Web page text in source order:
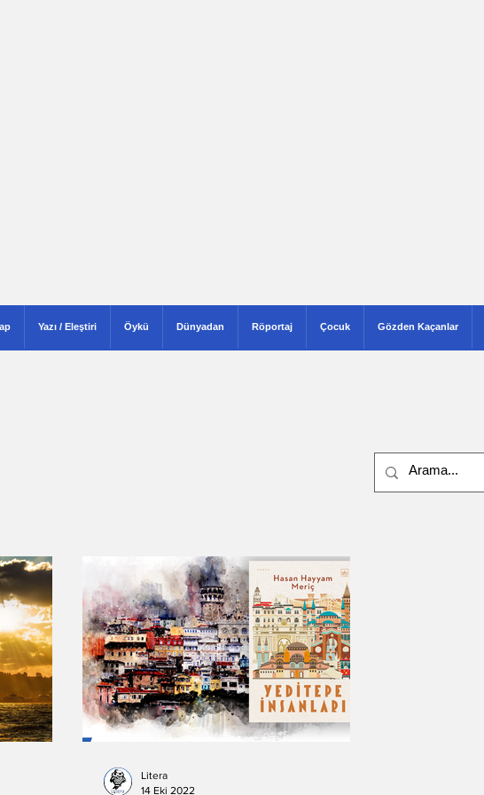
Dünya ayin-yazari
-Oylum Yılmaz Dergi -Mahir Ünsal Eriş
-Doğuş Sarpkaya -Haziran Düzkan
Hükümenoğlu -Seda Ateş
Litera
14 Eki 2022
Yazı / Eleştiri Öykü Dünyadan Röportaj Çocuk Gözden Kaçanlar